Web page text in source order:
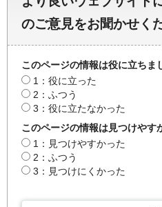
のご意見をお聞かせく
このページの情報は役に立ちま
1：役に立った
2：ふつう
3：役に立たなかった
このページの情報は見つけやす
1：見つけやすかった
2：ふつう
3：見つけにくかった